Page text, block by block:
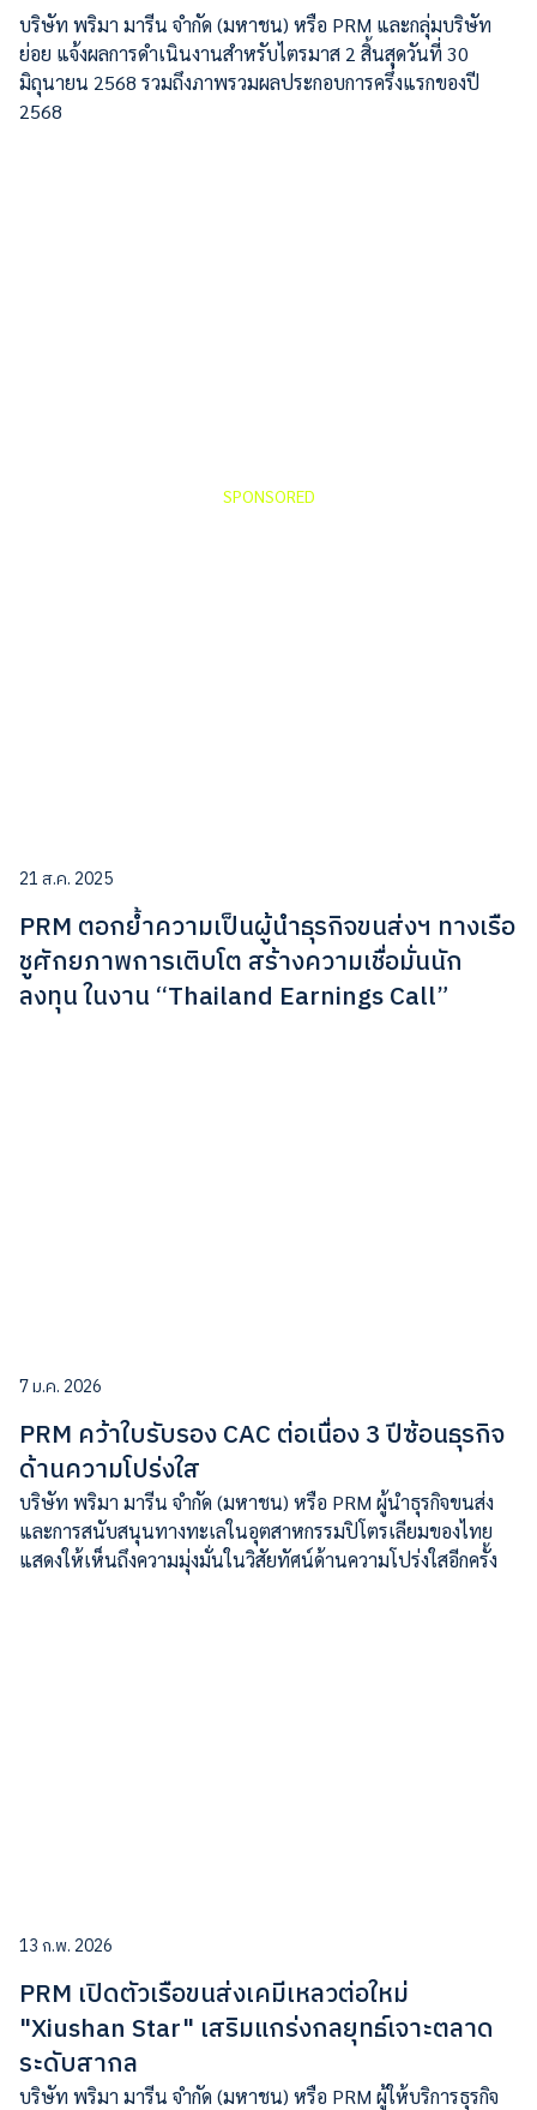
บริษัท พริมา มารีน จำกัด (มหาชน) หรือ PRM และกลุ่มบริษัท
ย่อย แจ้งผลการดำเนินงานสำหรับไตรมาส 2 สิ้นสุดวันที่ 30
มิถุนายน 2568 รวมถึงภาพรวมผลประกอบการครึ่งแรกของปี
2568
SPONSORED
21 ส.ค. 2025
PRM ตอกย้ำความเป็นผู้นำธุรกิจขนส่งฯ ทางเรือ
ชูศักยภาพการเติบโต สร้างความเชื่อมั่นนัก
ลงทุน ในงาน “Thailand Earnings Call”
7 ม.ค. 2026
PRM คว้าใบรับรอง CAC ต่อเนื่อง 3 ปีซ้อนธุรกิจ
ด้านความโปร่งใส
บริษัท พริมา มารีน จำกัด (มหาชน) หรือ PRM ผู้นำธุรกิจขนส่ง
และการสนับสนุนทางทะเลในอุตสาหกรรมปิโตรเลียมของไทย
แสดงให้เห็นถึงความมุ่งมั่นในวิสัยทัศน์ด้านความโปร่งใสอีกครั้ง
13 ก.พ. 2026
PRM เปิดตัวเรือขนส่งเคมีเหลวต่อใหม่
"Xiushan Star" เสริมแกร่งกลยุทธ์เจาะตลาด
ระดับสากล
บริษัท พริมา มารีน จำกัด (มหาชน) หรือ PRM ผู้ให้บริการธุรกิจ